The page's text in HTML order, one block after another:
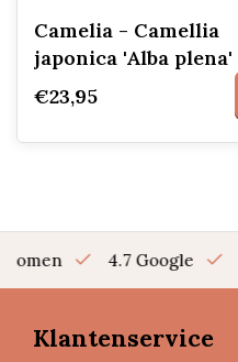
Camelia - Camellia
japonica 'Alba plena'
€23,95
bomen 4.7 Google
Klantenservice